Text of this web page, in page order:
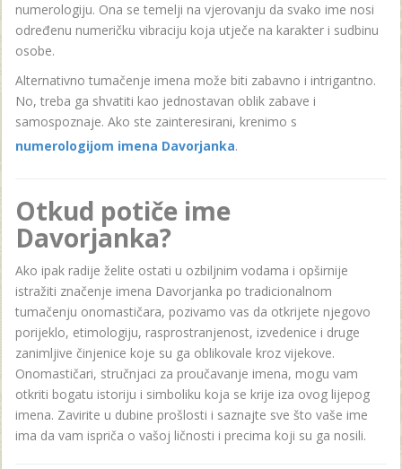
numerologiju. Ona se temelji na vjerovanju da svako ime nosi
određenu numeričku vibraciju koja utječe na karakter i sudbinu
osobe.
Alternativno tumačenje imena može biti zabavno i intrigantno.
No, treba ga shvatiti kao jednostavan oblik zabave i
samospoznaje. Ako ste zainteresirani, krenimo s
numerologijom imena Davorjanka.
Otkud potiče ime
Davorjanka?
Ako ipak radije želite ostati u ozbiljnim vodama i opširnije
istražiti značenje imena Davorjanka po tradicionalnom
tumačenju onomastičara, pozivamo vas da otkrijete njegovo
porijeklo, etimologiju, rasprostranjenost, izvedenice i druge
zanimljive činjenice koje su ga oblikovale kroz vijekove.
Onomastičari, stručnjaci za proučavanje imena, mogu vam
otkriti bogatu istoriju i simboliku koja se krije iza ovog lijepog
imena. Zavirite u dubine prošlosti i saznajte sve što vaše ime
ima da vam ispriča o vašoj ličnosti i precima koji su ga nosili.